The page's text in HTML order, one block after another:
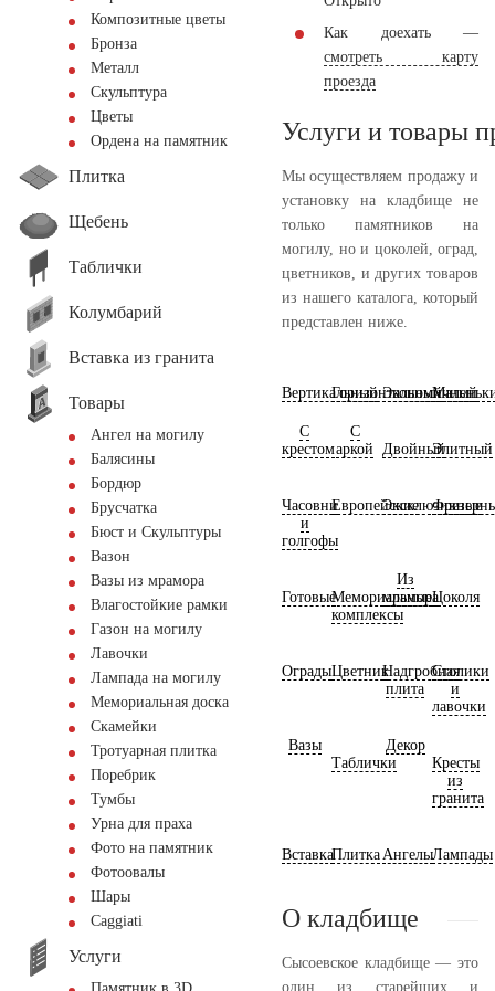
Композитные цветы
Бронза
Металл
Скульптура
Цветы
Ордена на памятник
Плитка
Щебень
Таблички
Колумбарий
Вставка из гранита
Товары
Ангел на могилу
Балясины
Бордюр
Брусчатка
Бюст и Скульптуры
Вазон
Вазы из мрамора
Влагостойкие рамки
Газон на могилу
Лавочки
Лампада на могилу
Мемориальная доска
Скамейки
Тротуарная плитка
Поребрик
Тумбы
Урна для праха
Фото на памятник
Фотоовалы
Шары
Сaggiati
Услуги
Как доехать —
смотреть карту
проезда
Услуги и товары
Мы осуществляем продажу и
установку на кладбище не
только памятников на
могилу, но и цоколей, оград,
цветников, и других товаров
из нашего каталога, который
представлен ниже.
ВертикальныйГоризонтальный
Экономичный
С
крестом
С
аркой
ДвойныйЭлитный
Часовни
и
голгофы
ЕвропейскиеЭксклюзивные
ГотовыеМемориальные
комплексы
Из
мрамораЦоколя
ОградыЦветникНадгробная
плита
Столики
и
лавочки
Вазы
Таблички
Декор
Кресты
из
гранита
ВставкаПлитка АнгелыЛампады
О кладбище
Сысоевское кладбище — это
один из старейших и